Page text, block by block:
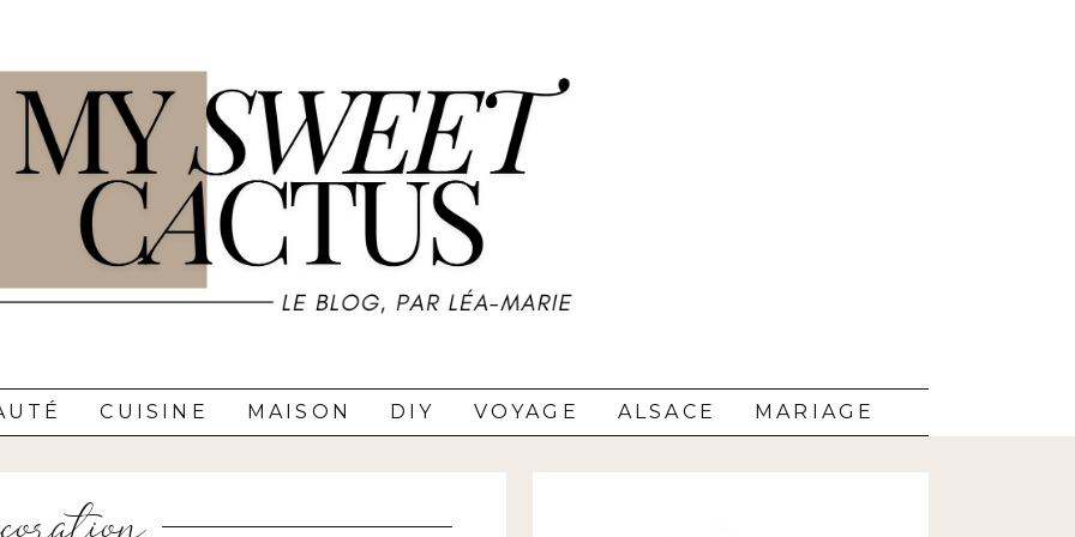
CUISINE MAISON DIY VOYAGE ALSACE MARIAGE